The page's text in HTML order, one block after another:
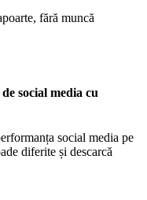
fără muncă
social media cu
social media pe
diferite și descarcă